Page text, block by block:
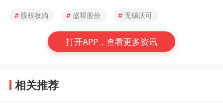
# 股权收购 # 盛帮股份 # 无锡沃可
打开APP，查看更多资讯
相关推荐